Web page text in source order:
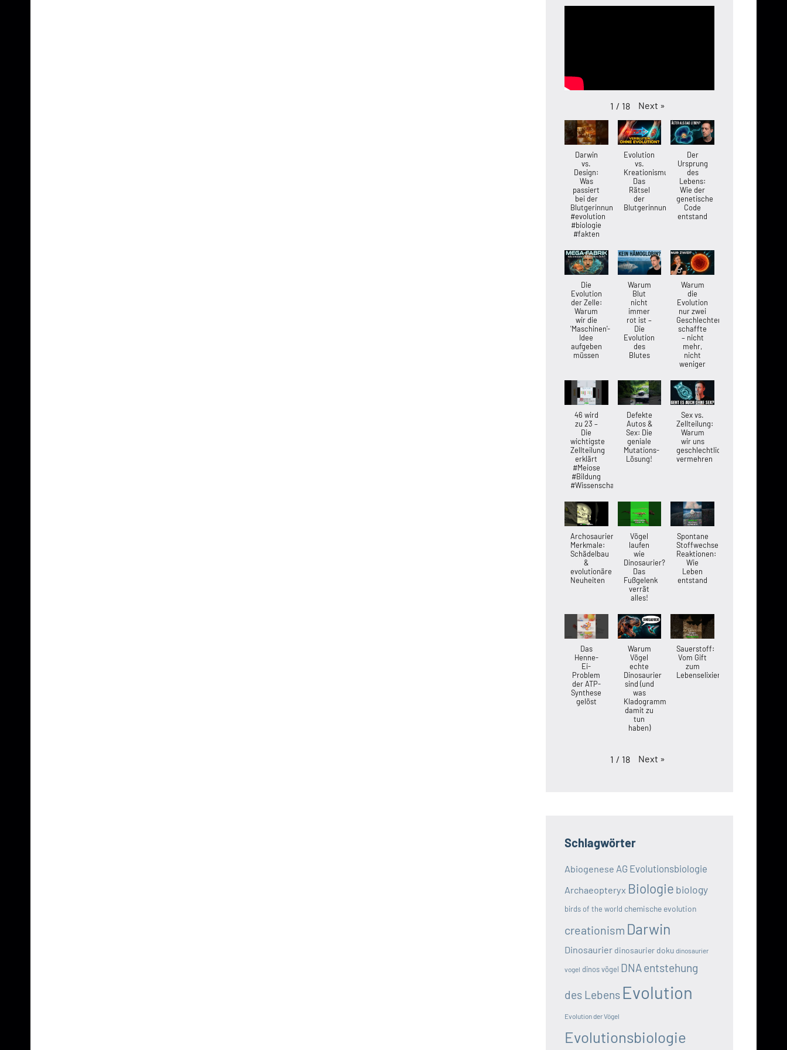
1 / 18 Next »
Darwin
vs.
Design:
Was
passiert
bei der
Blutgerinnung?
#evolution
#biologie
#fakten
Evolution
vs.
Kreationismus:
Das
Rätsel
der
Blutgerinnung
Der
Ursprung
des
Lebens:
Wie der
genetische
Code
entstand
Die
Evolution
der Zelle:
Warum
wir die
'Maschinen'-
Idee
aufgeben
müssen
Warum
Blut
nicht
immer
rot ist –
Die
Evolution
des
Blutes
Warum
die
Evolution
nur zwei
Geschlechter
schaffte
– nicht
mehr,
nicht
weniger
46 wird
zu 23 –
Die
wichtigste
Zellteilung
erklärt
#Meiose
#Bildung
#Wissenschaft
Defekte
Autos &
Sex: Die
geniale
Mutations-
Lösung!
Sex vs.
Zellteilung:
Warum
wir uns
geschlechtlich
vermehren
Archosaurier-
Merkmale:
Schädelbau
&
evolutionäre
Neuheiten
Vögel
laufen
wie
Dinosaurier?
Das
Fußgelenk
verrät
alles!
Spontane
Stoffwechsel-
Reaktionen:
Wie
Leben
entstand
Das
Henne-
Ei-
Problem
der ATP-
Synthese
gelöst
Warum
Vögel
echte
Dinosaurier
sind (und
was
Kladogramme
damit zu
tun
haben)
Sauerstoff:
Vom Gift
zum
Lebenselixier
1 / 18 Next »
Schlagwörter
Abiogenese AG Evolutionsbiologie
Archaeopteryx Biologie biology
birds of the world chemische evolution
creationism Darwin
Dinosaurier dinosaurier doku dinosaurier
vogel dinos vögel DNAentstehung
des Lebens Evolution
Evolution der Vögel
Evolutionsbiologie